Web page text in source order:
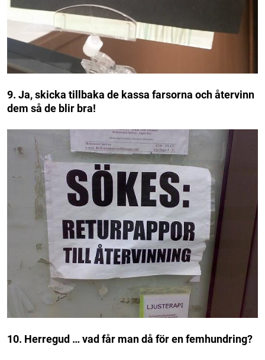
9. Ja, skicka tillbaka de kassa farsorna och återvinn
dem så de blir bra!
10. Herregud … vad får man då för en femhundring?